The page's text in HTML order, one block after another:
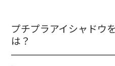
プチプラアイシャドウ
は？